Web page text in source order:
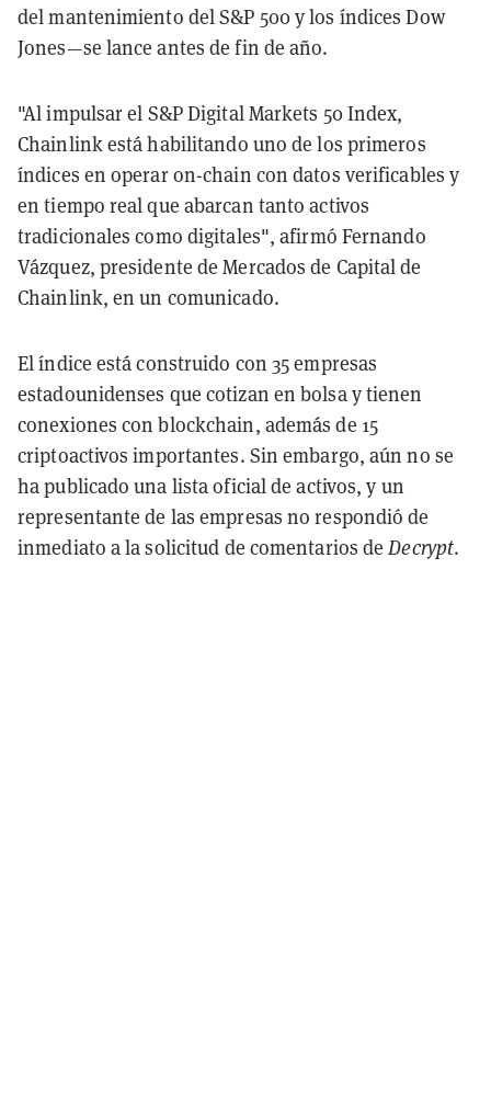
del mantenimiento del S&P 500 y los índices Dow
Jones—se lance antes de fin de año.
"Al impulsar el S&P Digital Markets 50 Index,
Chainlink está habilitando uno de los primeros
índices en operar on-chain con datos verificables y
en tiempo real que abarcan tanto activos
tradicionales como digitales", afirmó Fernando
Vázquez, presidente de Mercados de Capital de
Chainlink, en un comunicado.
El índice está construido con 35 empresas
estadounidenses que cotizan en bolsa y tienen
conexiones con blockchain, además de 15
criptoactivos importantes. Sin embargo, aún no se
ha publicado una lista oficial de activos, y un
representante de las empresas no respondió de
inmediato a la solicitud de comentarios deDecrypt.